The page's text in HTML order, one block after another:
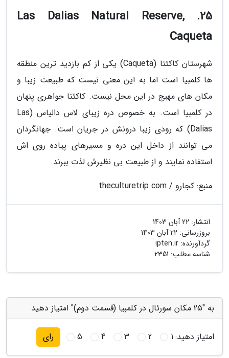
25. Las Dalias Natural Reserve,
Caqueta
شهرستان کاکئتا (Caqueta) یکی از کم بازدید ترین منطقه
ها کلمبیا است اما به این معنی نیست که طبیعت زیبا و
مکان های مهیج در این محل نیست. کاکئتا جواهری پنهان
در کلمبیا است. به خصوص دره زیبای لاس دالیاس (Las
Dalias) که رودی زیبا درونش در جریان است. جهانگردان
می توانند از داخل این دره و مسیرهای پیاده روی اش
استفاده نمایند و از طبیعت بی نظیرش لذت ببرند.
منبع: کجارو / theculturetrip.com
انتشار: 22 آبان 1403
بروزرسانی: 22 آبان 1403
گردآورنده: ipten.ir
شناسه مطلب: 2351
به "25 مکان سورئال در کلمبیا (قسمت دوم)" امتیاز دهید
امتیاز دهید:1
2
3
4
5 رای